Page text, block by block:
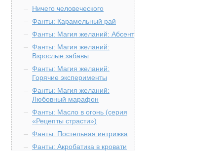
Ничего человеческого
Фанты: Карамельный рай
Фанты: Магия желаний: Абсент
Фанты: Магия желаний:
Взрослые забавы
Фанты: Магия желаний:
Горячие эксперименты
Фанты: Магия желаний:
Любовный марафон
Фанты: Масло в огонь (серия
«Рецепты страсти»)
Фанты: Постельная интрижка
Фанты: Акробатика в кровати